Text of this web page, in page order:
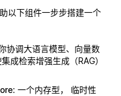
以下组件一步步搭建一个
协调大语言模型、向量数
成检索增强生成（RAG）
: 一个内存型， 临时性